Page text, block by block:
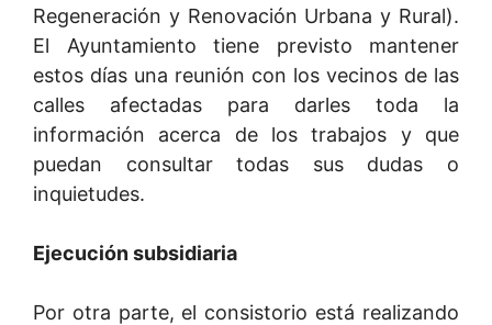
Regeneración y Renovación Urbana y Rural).
El Ayuntamiento tiene previsto mantener
estos días una reunión con los vecinos de las
calles afectadas para darles toda la
información acerca de los trabajos y que
puedan consultar todas sus dudas o
inquietudes.
Ejecución subsidiaria
Por otra parte, el consistorio está realizando